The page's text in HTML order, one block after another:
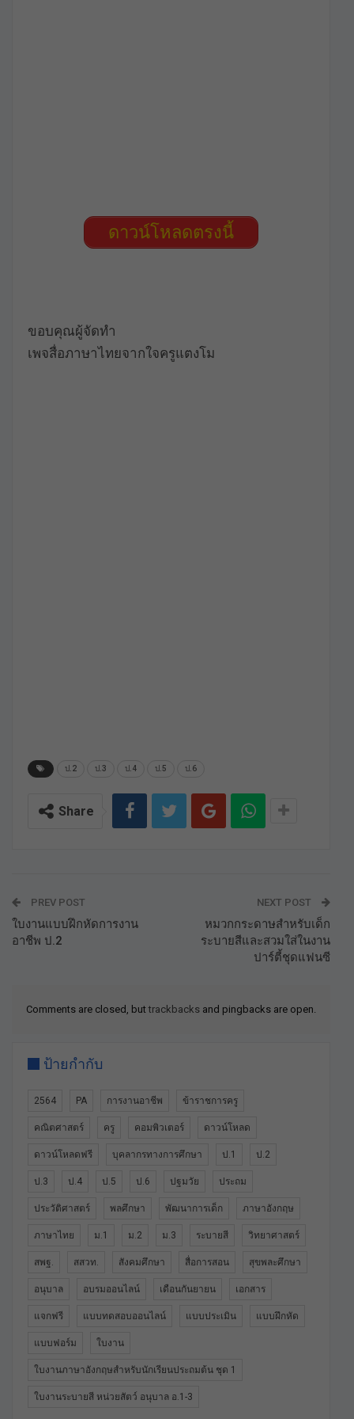
ดาวน์โหลดตรงนี้
ขอบคุณผู้จัดทำ
เพจสื่อภาษาไทยจากใจครูแตงโม
ป.2 ป.3 ป.4 ป.5 ป.6
Share
PREV POST
ใบงานแบบฝึกหัดการงาน
อาชีพ ป.2
NEXT POST
หมวกกระดาษสําหรับเด็ก
ระบายสีและสวมใส่ในงาน
ปาร์ตี้ชุดแฟนซี
Comments are closed, buttrackbacks and pingbacks are open.
ป้ายกำกับ
2564 PA การงานอาชีพ ข้าราชการครู
คณิตศาสตร์ ครู คอมพิวเตอร์ ดาวน์โหลด
ดาวน์โหลดฟรี บุคลากรทางการศึกษา ป.1 ป.2
ป.3 ป.4 ป.5 ป.6 ปฐมวัย ประถม
ประวัติศาสตร์ พลศึกษา พัฒนาการเด็ก ภาษาอังกฤษ
ภาษาไทย ม.1 ม.2 ม.3 ระบายสี วิทยาศาสตร์
สพฐ. สสวท. สังคมศึกษา สื่อการสอน สุขพละศึกษา
อนุบาล อบรมออนไลน์ เดือนกันยายน เอกสาร
แจกฟรี แบบทดสอบออนไลน์ แบบประเมิน แบบฝึกหัด
แบบฟอร์ม ใบงาน
ใบงานภาษาอังกฤษสำหรับนักเรียนประถมต้น ชุด 1
ใบงานระบายสี หน่วยสัตว์ อนุบาล อ.1-3